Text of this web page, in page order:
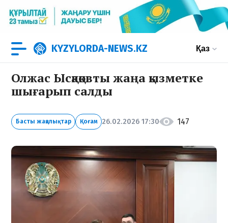
KYZYLORDA-NEWS.KZ Қаз
Олжас Ысқақовты жаңа қызметке
шығарып салды
Басты жаңалықтар Қоғам 26.02.2026 17:30 147